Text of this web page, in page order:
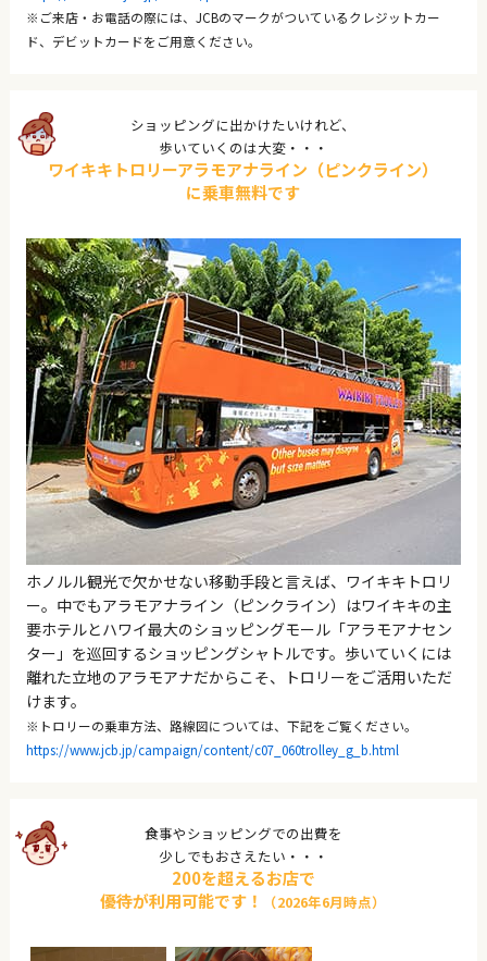
※ご来店・お電話の際には、JCBのマークがついているクレジットカー
ド、デビットカードをご用意ください。
ショッピングに出かけたいけれど、
歩いていくのは大変・・・
ワイキキトロリーアラモアナライン（ピンクライン）
に乗車無料です
ホノルル観光で欠かせない移動手段と言えば、ワイキキトロリ
ー。中でもアラモアナライン（ピンクライン）はワイキキの主
要ホテルとハワイ最大のショッピングモール「アラモアナセン
ター」を巡回するショッピングシャトルです。歩いていくには
離れた立地のアラモアナだからこそ、トロリーをご活用いただ
けます。
※トロリーの乗車方法、路線図については、下記をご覧ください。
https://www.jcb.jp/campaign/content/c07_060trolley_g_b.html
食事やショッピングでの出費を
少しでもおさえたい・・・
200を超えるお店で
優待が利用可能です！
（2026年6月時点）